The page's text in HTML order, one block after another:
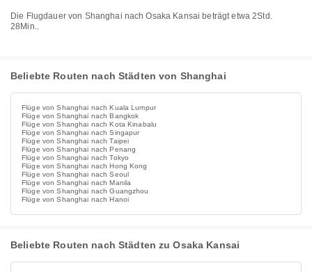
Die Flugdauer von Shanghai nach Osaka Kansai beträgt etwa 2Std.
28Min..
Beliebte Routen nach Städten von Shanghai
Flüge von Shanghai nach Kuala Lumpur
Flüge von Shanghai nach Bangkok
Flüge von Shanghai nach Kota Kinabalu
Flüge von Shanghai nach Singapur
Flüge von Shanghai nach Taipei
Flüge von Shanghai nach Penang
Flüge von Shanghai nach Tokyo
Flüge von Shanghai nach Hong Kong
Flüge von Shanghai nach Seoul
Flüge von Shanghai nach Manila
Flüge von Shanghai nach Guangzhou
Flüge von Shanghai nach Hanoi
Beliebte Routen nach Städten zu Osaka Kansai